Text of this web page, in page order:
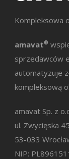
po
okoliczności
była
Może to
zmiany
finalną
Z punktu
moment
Kompleksowa
amavat®
sprzedawców
automatyzuje
kompleksową
amavat Sp. z
ul. Zwycięska 45
53-033
NIP: